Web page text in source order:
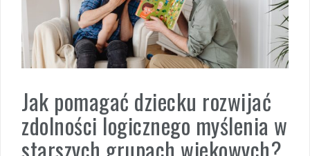
Jak pomagać dziecku rozwijać
zdolności logicznego myślenia w
starszych grupach wiekowych?